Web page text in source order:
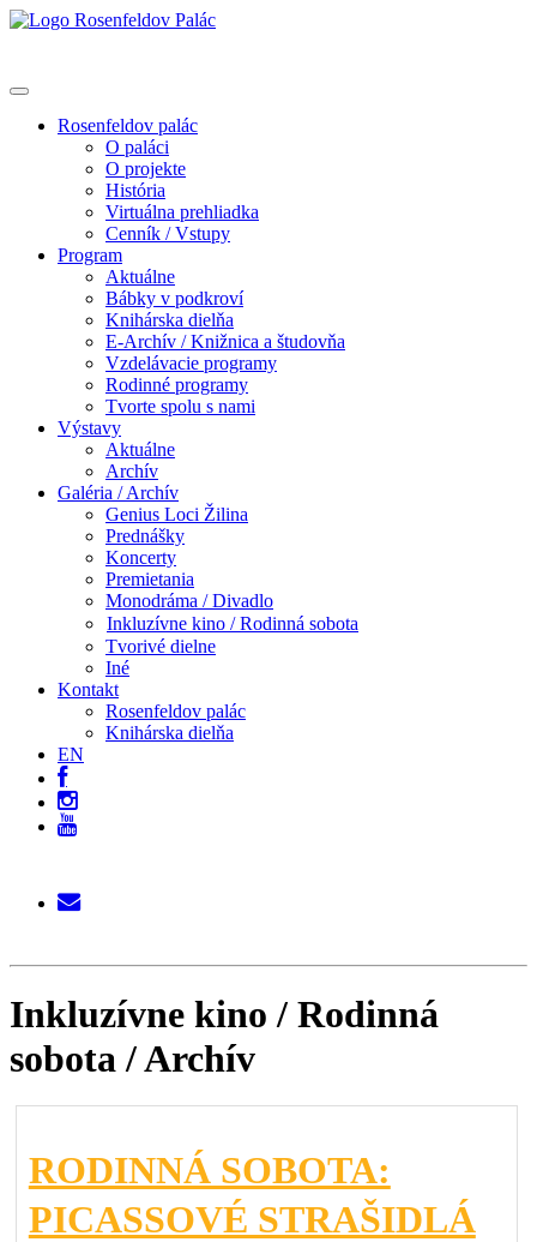
Rosenfeldov palác
O paláci
O projekte
História
Virtuálna prehliadka
Cenník / Vstupy
Program
Aktuálne
Bábky v podkroví
Knihárska dielňa
E-Archív / Knižnica a študovňa
Vzdelávacie programy
Rodinné programy
Tvorte spolu s nami
Výstavy
Aktuálne
Archív
Galéria / Archív
Genius Loci Žilina
Prednášky
Koncerty
Premietania
Monodráma / Divadlo
Inkluzívne kino / Rodinná sobota
Tvorivé dielne
Iné
Kontakt
Rosenfeldov palác
Knihárska dielňa
EN
Inkluzívne kino / Rodinná
sobota / Archív
RODINNÁ SOBOTA:
PICASSOVÉ STRAŠIDLÁ